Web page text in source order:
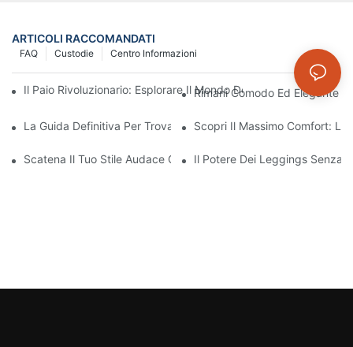
ARTICOLI RACCOMANDATI
Centro Informazioni
Custodie
FAQ
Il Paio Rivoluzionario: Esplorare Il Mondo Dei Leggings Senza
Rimani Comodo Ed Elegante
La Guida Definitiva Per Trovare I Leggings Senza Cuciture
Scopri Il Massimo Comfort:
Scatena Il Tuo Stile Audace Con I Leggings Rossi Senza
Il Potere Dei Leggings Senza